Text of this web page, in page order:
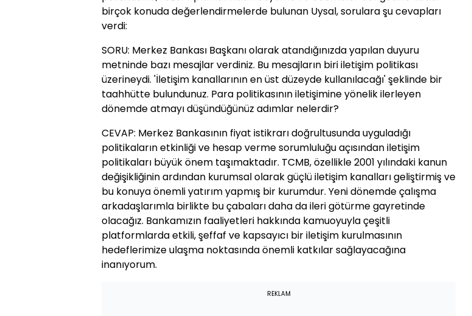
birçok konuda değerlendirmelerde bulunan Uysal, sorulara şu cevapları
verdi:
SORU: Merkez Bankası Başkanı olarak atandığınızda yapılan duyuru
metninde bazı mesajlar verdiniz. Bu mesajların biri iletişim politikası
üzerineydi. 'İletişim kanallarının en üst düzeyde kullanılacağı' şeklinde bir
taahhütte bulundunuz. Para politikasının iletişimine yönelik ilerleyen
dönemde atmayı düşündüğünüz adımlar nelerdir?
CEVAP: Merkez Bankasının fiyat istikrarı doğrultusunda uyguladığı
politikaların etkinliği ve hesap verme sorumluluğu açısından iletişim
politikaları büyük önem taşımaktadır. TCMB, özellikle 2001 yılındaki kanun
değişikliğinin ardından kurumsal olarak güçlü iletişim kanalları geliştirmiş ve
bu konuya önemli yatırım yapmış bir kurumdur. Yeni dönemde çalışma
arkadaşlarımla birlikte bu çabaları daha da ileri götürme gayretinde
olacağız. Bankamızın faaliyetleri hakkında kamuoyuyla çeşitli
platformlarda etkili, şeffaf ve kapsayıcı bir iletişim kurulmasının
hedeflerimize ulaşma noktasında önemli katkılar sağlayacağına
inanıyorum.
REKLAM